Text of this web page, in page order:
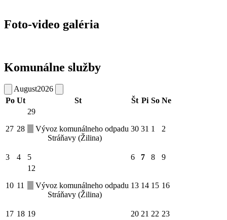
Foto-video galéria
Komunálne služby
August2026
Po Ut St Št Pi So Ne
27 28
29
Vývoz komunálneho odpadu
Stráňavy (Žilina)
30 31 1 2
3 4 5 6 7 8 9
10 11
12
Vývoz komunálneho odpadu
Stráňavy (Žilina)
13 14 15 16
17 18 19 20 21 22 23